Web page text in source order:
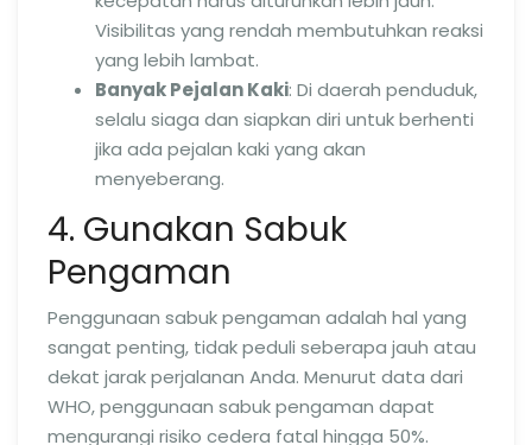
Visibilitas yang rendah membutuhkan reaksi
yang lebih lambat.
Banyak Pejalan Kaki: Di daerah penduduk,
selalu siaga dan siapkan diri untuk berhenti
jika ada pejalan kaki yang akan
menyeberang.
4. Gunakan Sabuk
Pengaman
Penggunaan sabuk pengaman adalah hal yang
sangat penting, tidak peduli seberapa jauh atau
dekat jarak perjalanan Anda. Menurut data dari
WHO, penggunaan sabuk pengaman dapat
mengurangi risiko cedera fatal hingga 50%.